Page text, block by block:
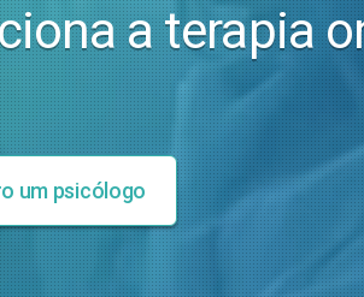
a terapia
um psicólogo